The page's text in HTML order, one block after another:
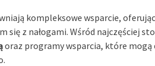
kompleksowe wsparcie,
się z nałogami. Wśród najczęściej
oraz programy wsparcia, które